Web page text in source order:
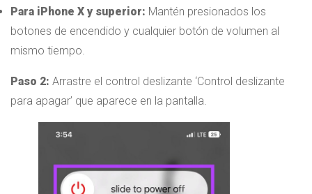
Para iPhone X y superior: Mantén presionados los
botones de encendido y cualquier botón de volumen al
mismo tiempo.
Paso 2: Arrastre el control deslizante ‘Control deslizante
para apagar’ que aparece en la pantalla.